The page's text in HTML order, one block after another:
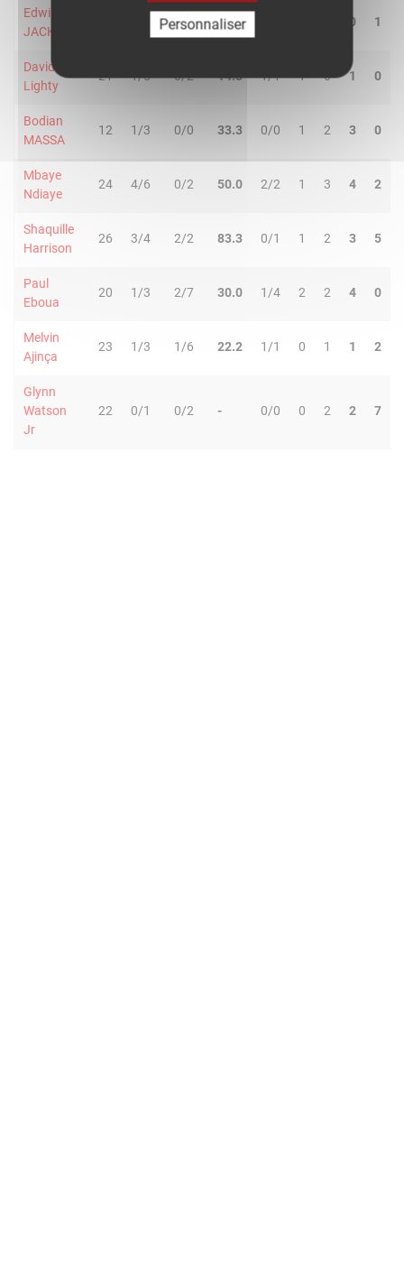
Edwin
JACKSON
1/3 50.0 0 1
David
Lighty
21 1/5 0/2 14.3 1/1 1 0 1 0
Bodian
MASSA
12 1/3 0/0 33.3 0/0 1 2 3 0
Mbaye
Ndiaye
24 4/6 0/2 50.0 2/2 1 3 4 2
Shaquille
Harrison
26 3/4 2/2 83.3 0/1 1 2 3 5
Paul
Eboua
20 1/3 2/7 30.0 1/4 2 2 4 0
Melvin
Ajinça
23 1/3 1/6 22.2 1/1 0 1 1 2
Glynn
Watson
Jr
22 0/1 0/2 - 0/0 0 2 2 7
Personnaliser